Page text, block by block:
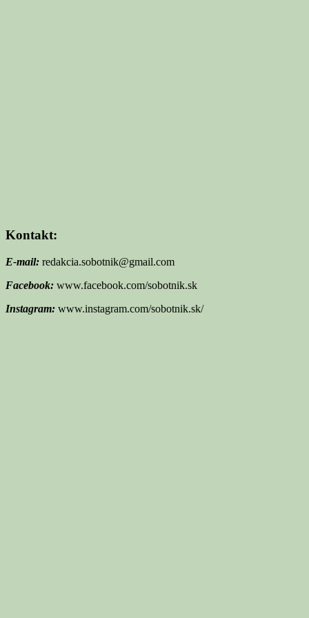
Kontakt:
E-mail: redakcia.sobotnik@gmail.com
Facebook: www.facebook.com/sobotnik.sk
Instagram: www.instagram.com/sobotnik.sk/